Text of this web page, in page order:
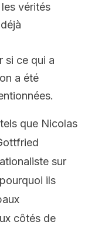
les vérités
si ce qui a
a été
que Nicolas
sur
ils
côtés de